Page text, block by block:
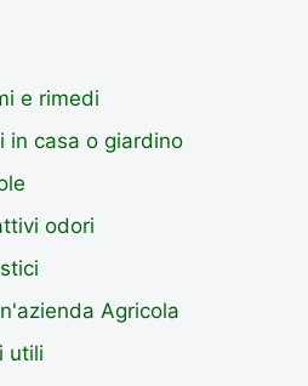
e rimedi
in casa o giardino
odori
Agricola
utili